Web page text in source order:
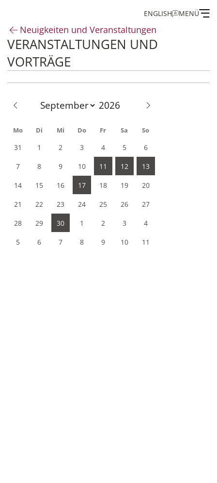
ENGLISH MENÜ
Institut
Administration
Forschung
Stipendien- und Gästeprogramm
Publikationen des IEG
Neuigkeiten und Veranstaltungen
VERANSTALTUNGEN UND
VORTRÄGE
Mo Di Mi Do Fr Sa So
31 1 2 3 4 5 6
7 8 9 10 11 12 13
14 15 16 17 18 19 20
21 22 23 24 25 26 27
28 29 30 1 2 3 4
5 6 7 8 9 10 11